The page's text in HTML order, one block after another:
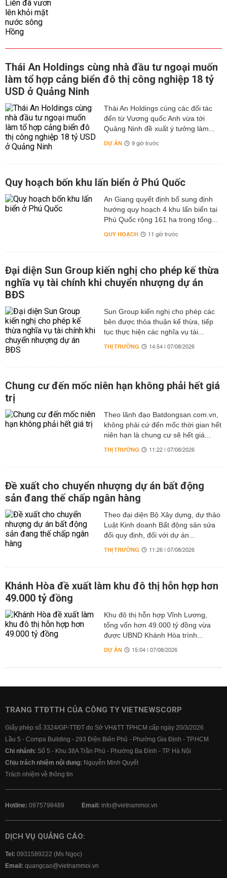
Thái An Holdings cùng nhà đầu tư ngoại muốn
làm tổ hợp cảng biển đô thị công nghiệp 18 tỷ
USD ở Quảng Ninh
Thái An Holdings cùng các đối tác
đến từ Vương quốc Anh vừa tới
Quảng Ninh đề xuất ý tưởng làm...
DỰ ÁN 9 giờ trước
Quy hoạch bốn khu lấn biển ở Phú Quốc
An Giang quyết định bổ sung định
hướng quy hoạch 4 khu lấn biển tại
Phú Quốc rộng 161 ha trong tổng...
QUY HOẠCH 11 giờ trước
Đại diện Sun Group kiến nghị cho phép kế thừa
nghĩa vụ tài chính khi chuyển nhượng dự án
BĐS
Sun Group kiến nghị cho phép các
bên được thỏa thuận kế thừa, tiếp
tục thực hiện các nghĩa vụ tài...
THỊ TRƯỜNG 14:54 | 07/08/2026
Chung cư đến mốc niên hạn không phải hết giá
trị
Theo lãnh đạo Batdongsan.com.vn,
không phải cứ đến mốc thời gian hết
niên hạn là chung cư sẽ hết giá...
THỊ TRƯỜNG 11:22 | 07/08/2026
Đề xuất cho chuyển nhượng dự án bất động
sản đang thế chấp ngân hàng
Theo đại diện Bộ Xây dựng, dự thảo
Luật Kinh doanh Bất động sản sửa
đổi quy định, đối với dự án...
THỊ TRƯỜNG 11:26 | 07/08/2026
Khánh Hòa đề xuất làm khu đô thị hỗn hợp hơn
49.000 tỷ đồng
Khu đô thị hỗn hợp Vĩnh Lương,
tổng vốn hơn 49.000 tỷ đồng vừa
được UBND Khánh Hòa trình...
DỰ ÁN 15:04 | 07/08/2026
TRANG TTĐTTH CỦA CÔNG TY VIETNEWSCORP
Giấy phép số 3324/GP-TTĐT do Sở VH&TT TPHCM cấp ngày 20/3/2026
Lầu 5 - Compa Building - 293 Điện Biên Phủ - Phường Gia Định - TP.HCM
Chi nhánh: Số 5 - Khu 38A Trần Phú - Phường Ba Đình - TP. Hà Nội
Chịu trách nhiệm nội dung: Nguyễn Minh Quyết
Trách nhiệm về thông tin
Hotline: 0975798489 Email: info@vietnammoi.vn
DỊCH VỤ QUẢNG CÁO:
Tel: 0931589222 (Ms Ngọc)
Email: quangcao@vietnammoi.vn